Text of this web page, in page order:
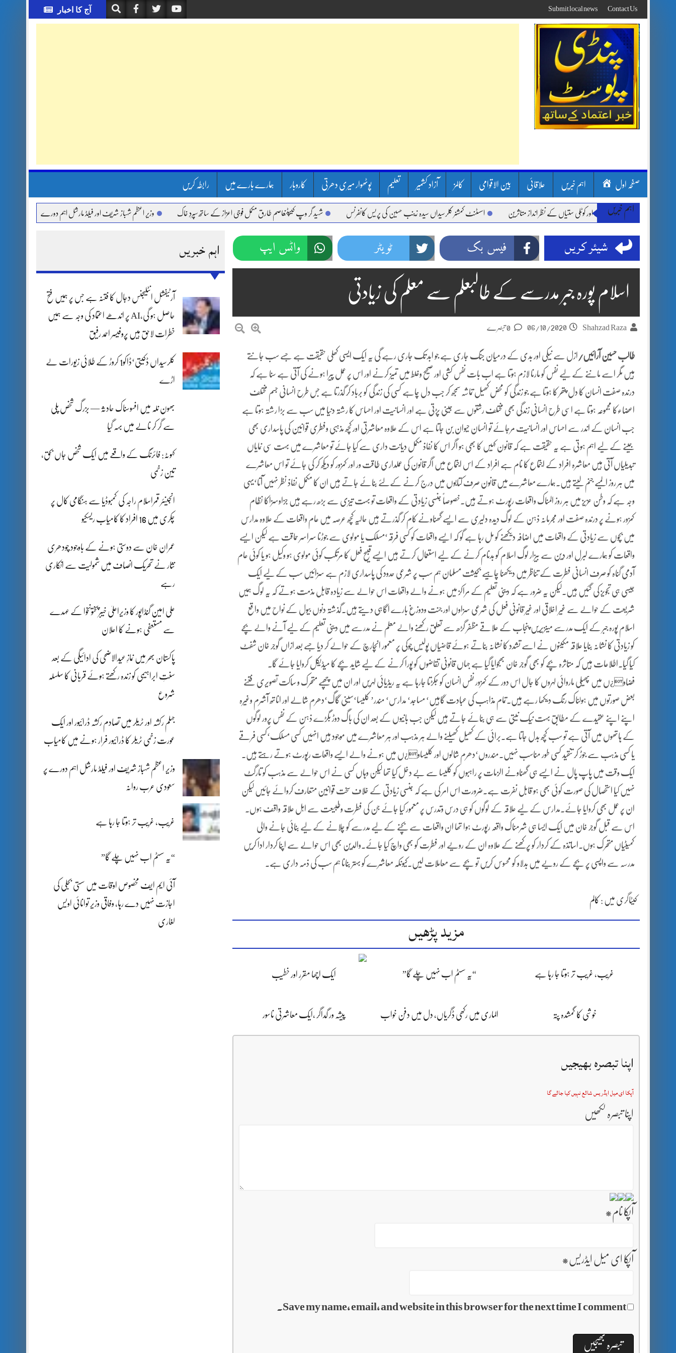
to
content
آج کا اخبار Contact Us
Submit local news
صفحہ اول اہم خبریں علاقائی بین الاقوامی کالمز آزاد کشمیر تعلیم پوٹھوار میری دھرتی کاروبار ہمارے بارے میں رابطہ کریں
اہم خبریں
بارشیں، لینڈ سلائیڈنگ اور کوٹلی ستیاں کے نظر انداز متاثرین اسسٹنٹ کمشنر کلرسیداں سیدہ زینب حسین کی پریس کانفرنس شہید گر وپ کیپٹنعاصم طارق مکمل فوجی اعزاز کے ساتھ سپردِ خاک وزیر اعظم شہباز شریف اور فیلڈ مارشل اہم دورے پر سعودی عرب روانہ
اہم خبریں
آرٹیفشل انٹلیجنس دجال کا فتنہ ہے جس پر ہمیں فتح
حاصل ہو گی،AI پر اندھے اعتماد کی وجہ سے ہمیں
خطرات لاحق ہیں پروفیسر احمد رفیق
کلرسیداں ڈکیتی‘ڈاکو1 کروڑ کے طلائی زیورات لے
اڑے
بھون نلہ میں افسوسناک حادثہ — بزرگ شخص پلی
سے گر کر نالے میں بہہ گیا
کہوٹہ: فائرنگ کے واقعے میں ایک شخص جاں بحق،
تین زخمی
انجینئر قمراسلام راجہ کی کمبوڈیا سے ہنگامی کال پر
چکری میں 16 افراد کا کامیاب ریسکیو
عمران خان سے دوستی ہونے کے باوجود چودھری
نثار نے تحریک انصاف میں شمولیت سے انکاری
رہے
علی امین گنڈاپور کا وزیراعلیٰ خیبرپختونخوا کے عہدے
سے مستعفی ہونے کا اعلان
پاکستان بھر میں نمازِ عیدالاضحی کی ادائیگی کے بعد
سنتِ ابراہیمی کو زندہ رکھتے ہوئے قربانی کا سلسلہ
شروع
جہلم رکشہ اور ٹریلر میں تصادم رکشہ ڈرائیور اور ایک
عورت زخمی ٹریلر کا ڈرائیور فرار ہونے میں کامیاب
وزیر اعظم شہباز شریف اور فیلڈ مارشل اہم دورے پر
سعودی عرب روانہ
غریب، غریب تر ہوتا جا رہا ہے
“یہ سسٹم اب نہیں چلے گا”
آئی ایم ایف مخصوص اوقات میں سستی بجلی کی
اجازت نہیں دے رہا، وفاقی وزیر توانائی اویس
لغاری
شیئر کریں فیس بک ٹویٹر واٹس ایپ
اسلام پورہ جبر مدرسے کے طالبعلم سے معلم کی زیادتی
Shahzad Raza
06/10/2020
طالب حسین آرائیں/ ازل سے نیکی اور بدی کے درمیان جنگ جاری ہے جو ابد تک جاری رہے گی یہ ایک ایسی کھلی حقیقت ہے جسے سب جانتے
ہیں مگر اسے ماننے کے لیے نفس کو مارنا لازم ہوتا ہے اب بات نفس کشی اور صحیح وغلط میں تمیز کرنے اور اس پر عمل پیرا ہونے کی آتی ہے سنا ہے کہ
درندہ صفت انسان کا دل پتھر کا ہوتا ہے جو زندگی کو محض کھیل تماشہ سمجھ کر جب دل چاہے کسی کی زندگی کو برباد کر گذرتا ہے جس طرح انسانی جسم مختلف
اعضاءکا مجموعہ ہوتا ہے اسی طرح انسانی زندگی بھی مختلف رشتوں سے جینی پڑتی ہے اور انسانیت اور احساس کا رشتہ دنیا میں سب سے بڑا رشتہ ہوتا ہے
جب انسان کے اندر سے احساس اور انسانیت مرجائے تو انسان حیوان بن جاتا ہے اس کے علاوہ معاشرتی اور کچھ مذہبی وفطری قوانین کی پاسداری بھی
جینے کے لیے اہم ہوتی ہے یہ حقیقت ہے کہ قانون کہیں کا بھی ہو اگر اس کا نفاذ مکمل دیانت داری سے کیا جائے تو معاشرے میں بہت سی نمایاں
تبدیلیاں آتی ہیں معاشرہ افراد کے اجتماع کا نام ہے افراد کے اس اجتماع میں اگر قانون کی عملداری طاقت ور اور کمزور کو دیکھ کر کی جائے تو اس معاشرے
میں ہر روز المیے جنم لیتے ہیں۔ہمارے معاشرے میں قانون صرف کتابوں میں درج کرنے کےلئے بنائے جاتے ہیں ان کا مکمل نفاذ نظر نہیں آتا‘یہی
وجہ ہے کہ وطن عزیز میں ہر روز المناک واقعات رپورٹ ہوتے ہیں۔خصوصاً جنسی زیادتی کے واقعات تو بہت تیزی سے بڑھ رہے ہیں جزاوسزاکا نظام
کمزور ہونے پر درندہ صفت اور مجرمانہ ذہن کے لوگ دیدہ دلیری سے ایسے گھناونے کام کر گذرتے ہیں حالیہ کچھ عرصہ میں عام واقعات کے علاوہ مدارس
میں بچوں سے زیادتی کے واقعات میں اضافہ دیکھنے کو مل رہا ہے گو کہ ایسے واقعات کو کسی فرقہ‘مسلک یا مولوی سے جوڑنا سراسر حماقت ہے لیکن ایسے
واقعات کو ہمارے لبرل اور دین سے بیزار لوگ اسلام کو بدنام کرنے کے لیے استعمال کرتے ہیں ایسے قبیح فعل کا مرتکب کوئی مولوی ہو وکیل ہو یا کوئی عام
آدمی گناہ کو صرف انسانی فطرت کے تناظر میں دیکھنا چاہیے بحیثت مسلمان ہم سب پر شرعی حدود کی پاسداری لازم ہے سزائیں سب کے لیے ایک
جیسی ہی تجویز کی گئیں ہیں۔لیکن یہ ضرور ہے کہ دینی تعلیم کے مراکز میں ہونے والے واقعات اس حوالے سے زیادہ قابل مذمت ہوتے کہ یہ لوگ ہمیں
شریعت کے حوالے سے غیر اخلاقی اور غیر قانونی فعل کی شرعی سزاوں اور جنت ودوزغ بارے اگاہی دیتے ہیں۔گذشتہ دنوں بیول کے نواح میں واقع
اسلام پورہ جبر کے ایک مدرسے میںزیریں پنجاب کے علاقے مظفر گڑھ سے تعلق رکھنے والے معلم نے مدرسے میں دینی تعلیم کے لیے آنے والے بچے
کو زیادتی کا نشانہ بنایا علاقہ مکینوں نے اسے تشدد کا نشانہ بناتے ہوئے قاضیاں پولیس چوکی پر معمور انچارچ کے حوالے کر دیا جسے بعد ازاں گوجر خان شفٹ
کیا گیا۔اطلاعات ہیں کہ متاثرہ بچے کو بھی گوجر خان بھجوایا گیا ہے جہاں قانونی تقاضوں کو پورا کرنے کے لیے شاید بچے کا میڈیکل کروایا جائے گا۔
فضاو¿ں میں پھیلی ماروائی لہروں کا جال اس دور کے کمزور نفس انسان کو جکڑتا جارہا ہے یہ ریڈیائی لہریں اور ان میں چھپے متحرک و ساکت تصویری فتنے
بعض صورتوں میں ہولناک رنگ دیکھا رہے ہیں۔تمام مذاہب کی عبادت گاہیں‘ مساجد‘ مدارس‘ مندر’ کلیسا‘سینی گاگ‘دھرم شالے اور اناتھ آشرم وغیرہ
اپنے اپنے عقیدے کے مطابق بہت نیک نیتی سے ہی بنائے جاتے ہیں لیکن جب بانیوں کے بعد ان کی باگ دوڑ بگڑے ذہن کے نفس پرور لوگوں
کے ہاتھوں میں آتی ہے تو سب کچھ بدل جاتا ہے۔برائی کے کھیل کھیلنے والے ہر مذہب اور ہر معاشرے میں موجود ہیں انہیں کسی مسلک‘کسی فرقے
یا کسی مذہب سے جوڑ کر تنقید کسی طور مناسب نہیں۔مندروں‘دھرم شالوں اور کلیساو¿ں میں ہونے والے ایسے واقعات رپورٹ ہوتے رہتے ہیں۔
ایک وقت میں پاپ پال نے ایسے ہی گھناونے الزمات پر راہبوں کو کلیسا سے بے دخل کیا تھا لیکن وہاں کسی نے اس حوالے سے مذہب کو تارگٹ
نہیں کیا استحصال کی صورت کوئی بھی ہو قابل نفرت ہے۔ضرورت اس امر کی ہے کہ جنسی زیادتی کے خلاف سخت قوانین متعارف کروائے جائیں لیکن
ان پر عمل بھی کروایا جائے۔مدارس کے لیے علاقہ کے لوگوں کو ہی درس وتدرس پر معمور کیا جائے جن کی فطرت وطبیعت سے اہل علاقہ واقف ہوں۔
اس سے قبل گوجر خان میں ایک ایسا ہی شرمناک واقعہ رپورٹ ہوا تھا ان واقعات سے بچنے کے لیے مدرسے کو چلانے کے لیے بنائی جانے والی
کمیٹیاں متحرک ہوں۔اساتذہ کے کردار کو پرکھنے کے علاوہ ان کے رویے اور فطرت کو بھی واچ کیا جائے۔والدین بھی اس حوالے سے اپنا کردار ادا کریں
مدرسہ سے واپسی پر بچے کے رویے میں بدلاو کو محسوس کریں تو بچے سے معاملات لیں۔کیونکہ معاشرے کو بہتر بنانا ہم سب کی ذمہ داری ہے۔
کیٹاگری میں : کالم
مزید پڑھیں
غریب، غریب تر ہوتا جا رہا ہے “یہ سسٹم اب نہیں چلے گا” ایک اچھا مقرر اور خطیب
خوشی کا گمشدہ پتہ الماری میں رکھی ڈگریاں، دل میں دفن خواب پیشہ ور گداگر ،ایک معاشرتی ناسور
اپنا تبصرہ بھیجیں
آپکا ای میل ایڈریس شائع نہیں کیا جائے گا
اپنا تبصرہ لکھیں
آپکا نام *
آپکا ای میل ایڈریس *
Save my name, email, and website in this browser for the next time I comment.